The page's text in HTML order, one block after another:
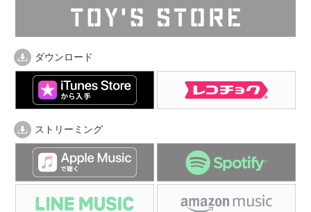
ダウンロード
ストリーミング